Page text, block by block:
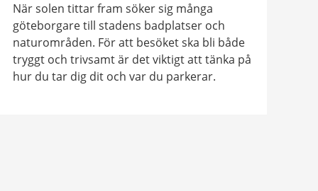
När solen tittar fram söker sig många
göteborgare till stadens badplatser och
naturområden. För att besöket ska bli både
tryggt och trivsamt är det viktigt att tänka på
hur du tar dig dit och var du parkerar.